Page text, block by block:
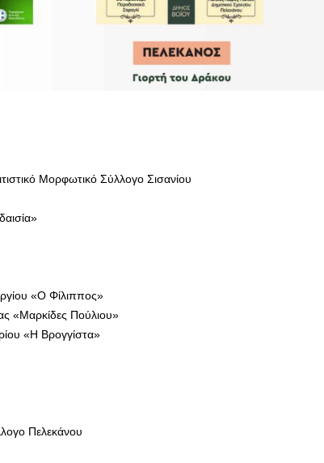
Μορφωτικό Σύλλογο Σισανίου
«Ο Φίλιππος»
«Μαρκίδες Πούλιου»
«Η Βρογγίστα»
Πελεκάνου